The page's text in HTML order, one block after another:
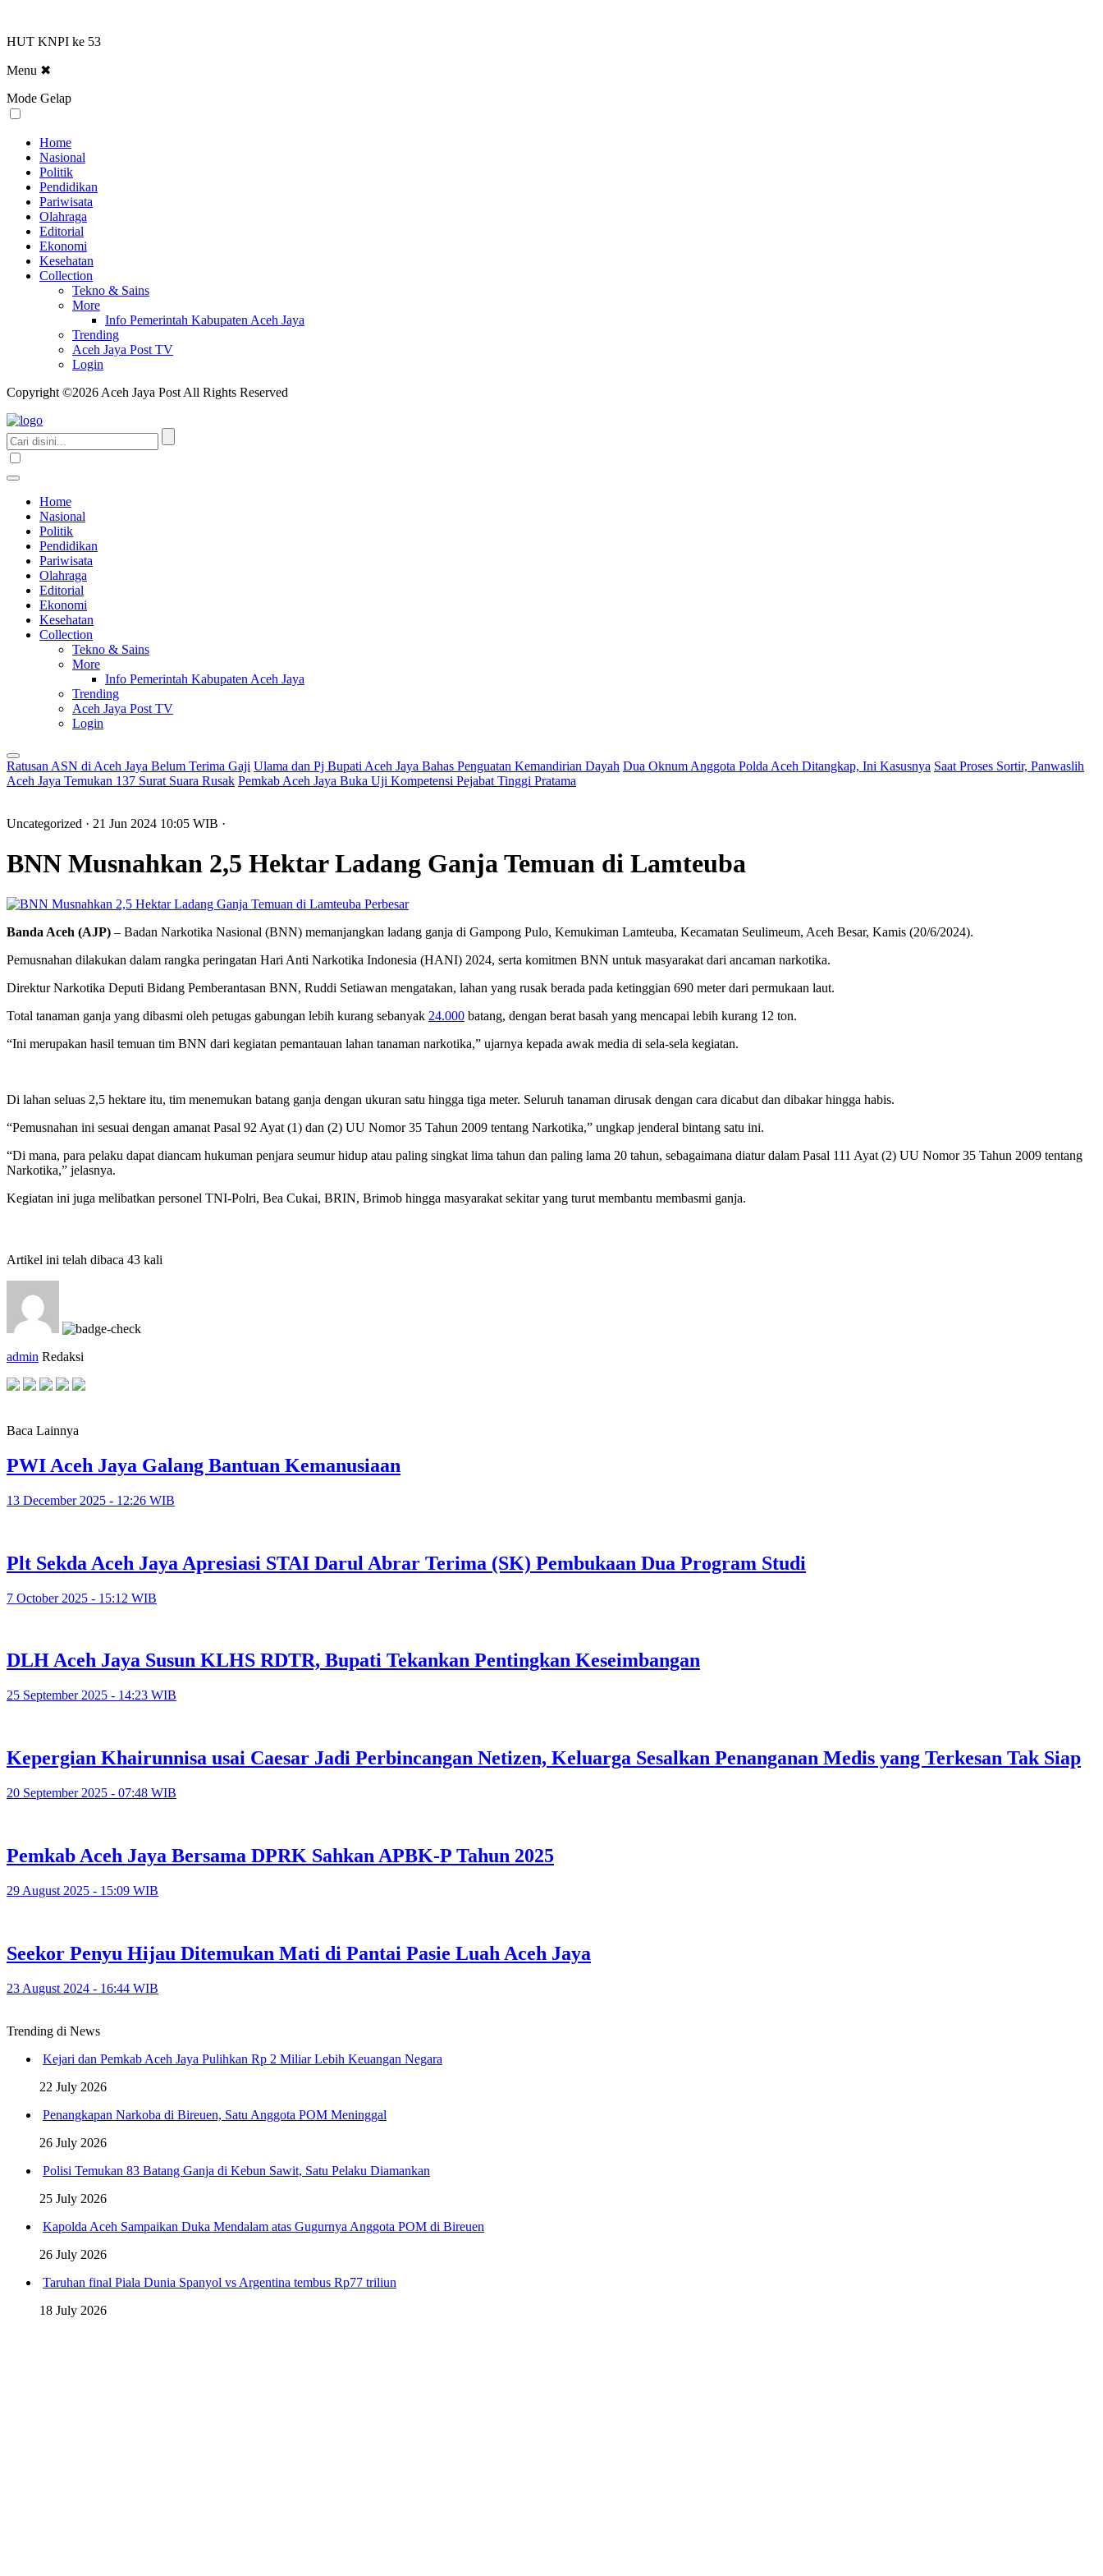
HUT KNPI ke 53
Menu ✖
Mode Gelap
Home
Nasional
Politik
Pendidikan
Pariwisata
Olahraga
Editorial
Ekonomi
Kesehatan
Collection
Tekno & Sains
More
Info Pemerintah Kabupaten Aceh Jaya
Trending
Aceh Jaya Post TV
Login
Copyright ©2026 Aceh Jaya Post All Rights Reserved
Home
Nasional
Politik
Pendidikan
Pariwisata
Olahraga
Editorial
Ekonomi
Kesehatan
Collection
Tekno & Sains
More
Info Pemerintah Kabupaten Aceh Jaya
Trending
Aceh Jaya Post TV
Login
Ratusan ASN di Aceh Jaya Belum Terima Gaji Ulama dan Pj Bupati Aceh Jaya Bahas Penguatan Kemandirian Dayah Dua Oknum Anggota Polda Aceh Ditangkap, Ini Kasusnya Saat Proses Sortir, Panwaslih
Aceh Jaya Temukan 137 Surat Suara Rusak Pemkab Aceh Jaya Buka Uji Kompetensi Pejabat Tinggi Pratama
Uncategorized · 21 Jun 2024 10:05 WIB ·
BNN Musnahkan 2,5 Hektar Ladang Ganja Temuan di Lamteuba
Perbesar
Banda Aceh (AJP) – Badan Narkotika Nasional (BNN) memanjangkan ladang ganja di Gampong Pulo, Kemukiman Lamteuba, Kecamatan Seulimeum, Aceh Besar, Kamis (20/6/2024).
Pemusnahan dilakukan dalam rangka peringatan Hari Anti Narkotika Indonesia (HANI) 2024, serta komitmen BNN untuk masyarakat dari ancaman narkotika.
Direktur Narkotika Deputi Bidang Pemberantasan BNN, Ruddi Setiawan mengatakan, lahan yang rusak berada pada ketinggian 690 meter dari permukaan laut.
Total tanaman ganja yang dibasmi oleh petugas gabungan lebih kurang sebanyak 24.000 batang, dengan berat basah yang mencapai lebih kurang 12 ton.
“Ini merupakan hasil temuan tim BNN dari kegiatan pemantauan lahan tanaman narkotika,” ujarnya kepada awak media di sela-sela kegiatan.
Di lahan seluas 2,5 hektare itu, tim menemukan batang ganja dengan ukuran satu hingga tiga meter. Seluruh tanaman dirusak dengan cara dicabut dan dibakar hingga habis.
“Pemusnahan ini sesuai dengan amanat Pasal 92 Ayat (1) dan (2) UU Nomor 35 Tahun 2009 tentang Narkotika,” ungkap jenderal bintang satu ini.
“Di mana, para pelaku dapat diancam hukuman penjara seumur hidup atau paling singkat lima tahun dan paling lama 20 tahun, sebagaimana diatur dalam Pasal 111 Ayat (2) UU Nomor 35 Tahun 2009 tentang
Narkotika,” jelasnya.
Kegiatan ini juga melibatkan personel TNI-Polri, Bea Cukai, BRIN, Brimob hingga masyarakat sekitar yang turut membantu membasmi ganja.
Artikel ini telah dibaca 43 kali
admin Redaksi
Baca Lainnya
PWI Aceh Jaya Galang Bantuan Kemanusiaan
13 December 2025 - 12:26 WIB
Plt Sekda Aceh Jaya Apresiasi STAI Darul Abrar Terima (SK) Pembukaan Dua Program Studi
7 October 2025 - 15:12 WIB
DLH Aceh Jaya Susun KLHS RDTR, Bupati Tekankan Pentingkan Keseimbangan
25 September 2025 - 14:23 WIB
Kepergian Khairunnisa usai Caesar Jadi Perbincangan Netizen, Keluarga Sesalkan Penanganan Medis yang Terkesan Tak Siap
20 September 2025 - 07:48 WIB
Pemkab Aceh Jaya Bersama DPRK Sahkan APBK-P Tahun 2025
29 August 2025 - 15:09 WIB
Seekor Penyu Hijau Ditemukan Mati di Pantai Pasie Luah Aceh Jaya
23 August 2024 - 16:44 WIB
Trending di News
Kejari dan Pemkab Aceh Jaya Pulihkan Rp 2 Miliar Lebih Keuangan Negara
22 July 2026
Penangkapan Narkoba di Bireuen, Satu Anggota POM Meninggal
26 July 2026
Polisi Temukan 83 Batang Ganja di Kebun Sawit, Satu Pelaku Diamankan
25 July 2026
Kapolda Aceh Sampaikan Duka Mendalam atas Gugurnya Anggota POM di Bireuen
26 July 2026
Taruhan final Piala Dunia Spanyol vs Argentina tembus Rp77 triliun
18 July 2026